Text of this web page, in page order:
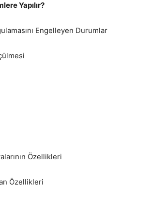
Yapılır?
Engelleyen Durumlar
Özellikleri
Özellikleri